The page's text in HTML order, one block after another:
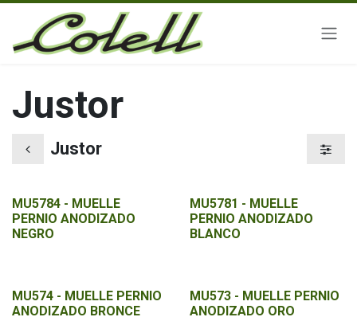
Ir al contenido
Justor
Justor
MU5784 - MUELLE
PERNIO ANODIZADO
NEGRO
MU5781 - MUELLE
PERNIO ANODIZADO
BLANCO
MU574 - MUELLE PERNIO
ANODIZADO BRONCE
MU573 - MUELLE PERNIO
ANODIZADO ORO